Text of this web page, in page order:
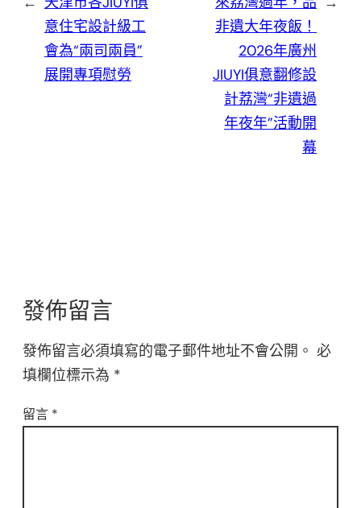
意住宅設計級工
會為“兩司兩員”
展開專項慰勞
非遺大年夜飯！
2026年廣州
JIUYI俱意翻修設
計荔灣“非遺過
年夜年”活動開
幕
發佈留言
發佈留言必須填寫的電子郵件地址不會公開。 必
填欄位標示為 *
留言 *